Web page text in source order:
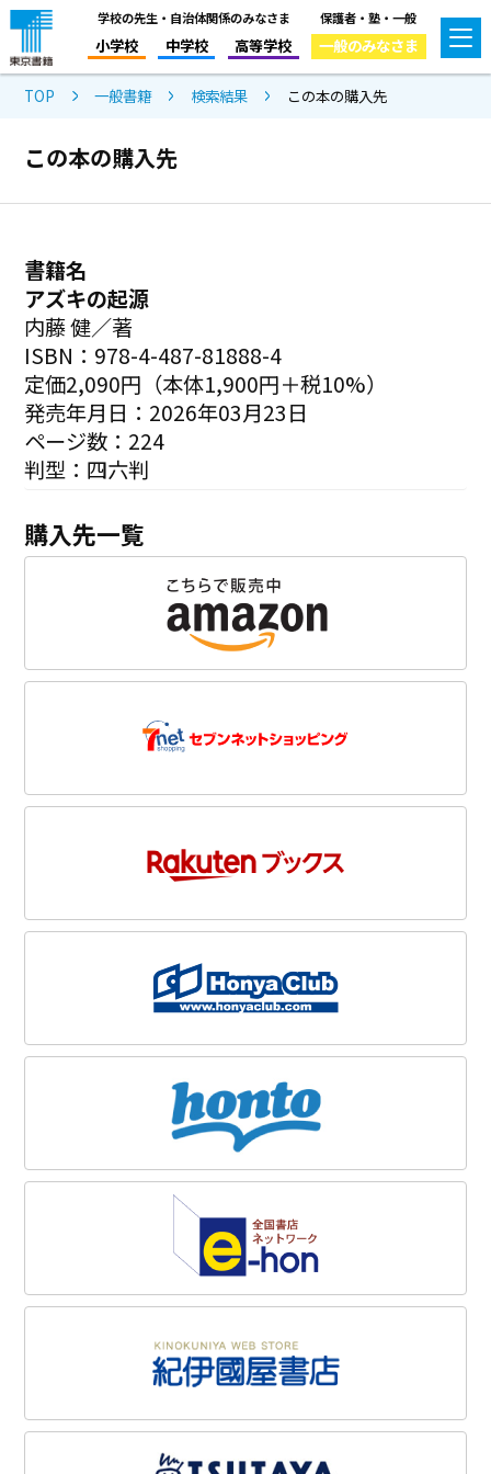
学校の先生・自治体関係のみなさま
小学校 中学校 高等学校
保護者・塾・一般
一般のみなさま
TOP 一般書籍 検索結果 この本の購入先
この本の購入先
書籍名
アズキの起源
内藤 健／著
ISBN：978-4-487-81888-4
定価2,090円（本体1,900円＋税10%）
発売年月日：2026年03月23日
ページ数：224
判型：四六判
購入先一覧